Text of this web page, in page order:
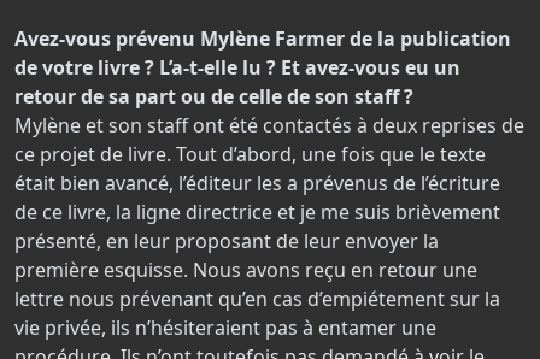
Avez-vous prévenu Mylène Farmer de la publication
de votre livre ? L’a-t-elle lu ? Et avez-vous eu un
retour de sa part ou de celle de son staff ?
Mylène et son staff ont été contactés à deux reprises de
ce projet de livre. Tout d’abord, une fois que le texte
était bien avancé, l’éditeur les a prévenus de l’écriture
de ce livre, la ligne directrice et je me suis brièvement
présenté, en leur proposant de leur envoyer la
première esquisse. Nous avons reçu en retour une
lettre nous prévenant qu’en cas d’empiétement sur la
vie privée, ils n’hésiteraient pas à entamer une